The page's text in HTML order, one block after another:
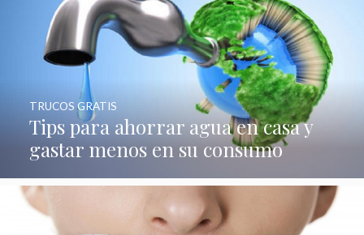
Tips para ahorrar agua en casa y
gastar menos en su consumo
TRUCOS GRATIS